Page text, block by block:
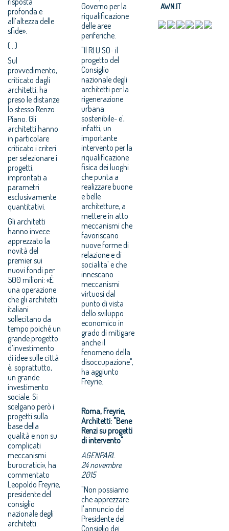
profonda e
all’altezza delle
sfide».
(...)
Sul
provvedimento,
criticato dagli
architetti, ha
preso le distanze
lo stesso Renzo
Piano. Gli
architetti hanno
in particolare
criticato i criteri
per selezionare i
progetti,
improntati a
parametri
esclusivamente
quantitativi.
Gli architetti
hanno invece
apprezzato la
novità del
premier sui
nuovi fondi per
500 milioni: «È
una operazione
che gli architetti
italiani
sollecitano da
tempo poiché un
grande progetto
d’investimento
di idee sulle città
è, soprattutto,
un grande
investimento
sociale. Si
scelgano però i
progetti sulla
base della
qualità e non su
complicati
meccanismi
burocratici», ha
commentato
Leopoldo Freyrie,
presidente del
consiglio
nazionale degli
architetti.
Governo per la
riqualificazione
delle aree
periferiche.
"Il RI.U.SO- il
progetto del
Consiglio
nazionale degli
architetti per la
rigenerazione
urbana
sostenibile- e',
infatti, un
importante
intervento per la
riqualificazione
fisica dei luoghi
che punta a
realizzare buone
e belle
architetture, a
mettere in atto
meccanismi che
favoriscano
nuove forme di
relazione e di
socialita' e che
innescano
meccanismi
virtuosi dal
punto di vista
dello sviluppo
economico in
grado di mitigare
anche il
fenomeno della
disoccupazione",
ha aggiunto
Freyrie.
Roma, Freyrie,
Architetti: "Bene
Renzi su progetti
di intervento"
AGENPARL
24 novembre
2015
"Non possiamo
che apprezzare
l'annuncio del
Presidente del
Consiglio dei
AWN.IT